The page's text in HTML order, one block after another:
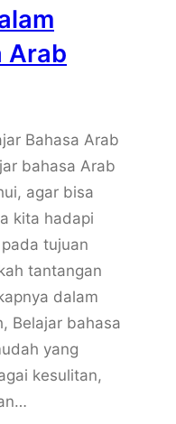
Arab
Bahasa Arab
bahasa Arab
agar bisa
kita hadapi
tujuan
tantangan
dalam
Belajar bahasa
yang
kesulitan,